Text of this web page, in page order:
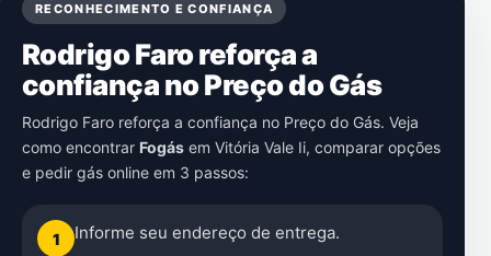
RECONHECIMENTO E CONFIANÇA
Rodrigo Faro reforça a
confiança no Preço do Gás
Rodrigo Faro reforça a confiança no Preço do Gás. Veja
como encontrar Fogás em Vitória Vale Ii, comparar opções
e pedir gás online em 3 passos:
1 Informe seu endereço de entrega.